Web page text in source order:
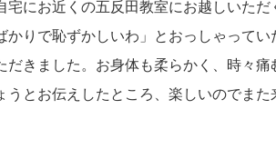
にお近くの五反田教室にお越しいただ
りで恥ずかしいわ」とおっしゃって
きました。お身体も柔らかく、時々
とお伝えしたところ、楽しいのでま